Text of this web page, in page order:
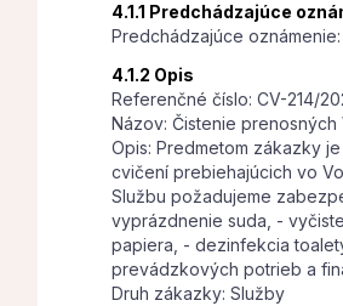
4.1.1 Predchádzajúce
Predchádzajúce oznámenie:
4.1.2 Opis
Referenčné číslo: CV-214/
Názov: Čistenie prenosných
Opis: Predmetom zákazky
cvičení prebiehajúcich vo
Službu požadujeme
vyprázdnenie suda, -
papiera, - dezinfekcia
prevádzkových potrieb a
Druh zákazky: Služby